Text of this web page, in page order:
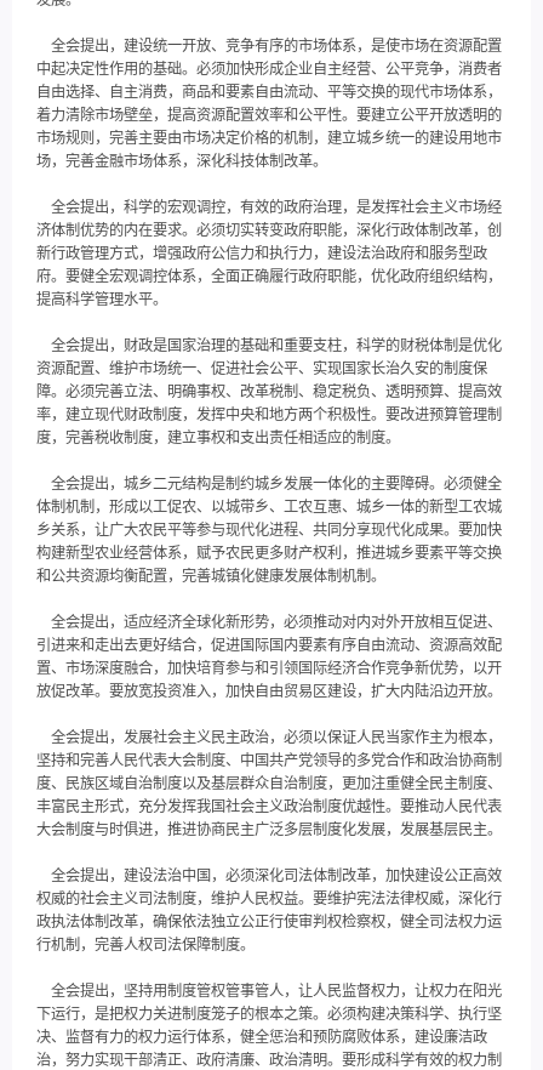
全会提出，建设统一开放、竞争有序的市场体系，是使市场在资源配置
中起决定性作用的基础。必须加快形成企业自主经营、公平竞争，消费者
自由选择、自主消费，商品和要素自由流动、平等交换的现代市场体系，
着力清除市场壁垒，提高资源配置效率和公平性。要建立公平开放透明的
市场规则，完善主要由市场决定价格的机制，建立城乡统一的建设用地市
场，完善金融市场体系，深化科技体制改革。
全会提出，科学的宏观调控，有效的政府治理，是发挥社会主义市场经
济体制优势的内在要求。必须切实转变政府职能，深化行政体制改革，创
新行政管理方式，增强政府公信力和执行力，建设法治政府和服务型政
府。要健全宏观调控体系，全面正确履行政府职能，优化政府组织结构，
提高科学管理水平。
全会提出，财政是国家治理的基础和重要支柱，科学的财税体制是优化
资源配置、维护市场统一、促进社会公平、实现国家长治久安的制度保
障。必须完善立法、明确事权、改革税制、稳定税负、透明预算、提高效
率，建立现代财政制度，发挥中央和地方两个积极性。要改进预算管理制
度，完善税收制度，建立事权和支出责任相适应的制度。
全会提出，城乡二元结构是制约城乡发展一体化的主要障碍。必须健全
体制机制，形成以工促农、以城带乡、工农互惠、城乡一体的新型工农城
乡关系，让广大农民平等参与现代化进程、共同分享现代化成果。要加快
构建新型农业经营体系，赋予农民更多财产权利，推进城乡要素平等交换
和公共资源均衡配置，完善城镇化健康发展体制机制。
全会提出，适应经济全球化新形势，必须推动对内对外开放相互促进、
引进来和走出去更好结合，促进国际国内要素有序自由流动、资源高效配
置、市场深度融合，加快培育参与和引领国际经济合作竞争新优势，以开
放促改革。要放宽投资准入，加快自由贸易区建设，扩大内陆沿边开放。
全会提出，发展社会主义民主政治，必须以保证人民当家作主为根本，
坚持和完善人民代表大会制度、中国共产党领导的多党合作和政治协商制
度、民族区域自治制度以及基层群众自治制度，更加注重健全民主制度、
丰富民主形式，充分发挥我国社会主义政治制度优越性。要推动人民代表
大会制度与时俱进，推进协商民主广泛多层制度化发展，发展基层民主。
全会提出，建设法治中国，必须深化司法体制改革，加快建设公正高效
权威的社会主义司法制度，维护人民权益。要维护宪法法律权威，深化行
政执法体制改革，确保依法独立公正行使审判权检察权，健全司法权力运
行机制，完善人权司法保障制度。
全会提出，坚持用制度管权管事管人，让人民监督权力，让权力在阳光
下运行，是把权力关进制度笼子的根本之策。必须构建决策科学、执行坚
决、监督有力的权力运行体系，健全惩治和预防腐败体系，建设廉洁政
治，努力实现干部清正、政府清廉、政治清明。要形成科学有效的权力制